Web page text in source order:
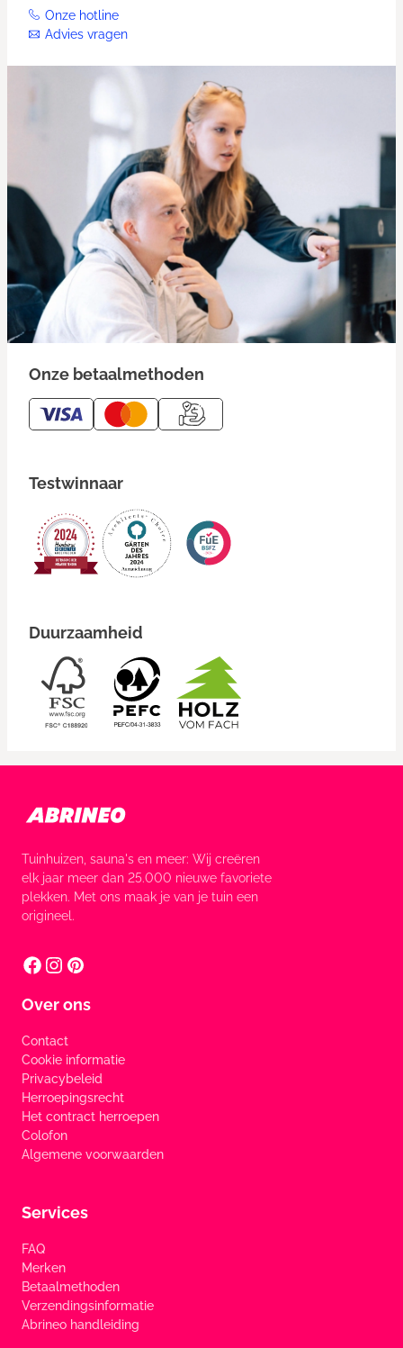
Onze hotline
Advies vragen
Onze betaalmethoden
Testwinnaar
Duurzaamheid
Tuinhuizen, sauna's en meer: Wij creëren
elk jaar meer dan 25.000 nieuwe favoriete
plekken. Met ons maak je van je tuin een
origineel.
Over ons
Contact
Cookie informatie
Privacybeleid
Herroepingsrecht
Het contract herroepen
Colofon
Algemene voorwaarden
Services
FAQ
Merken
Betaalmethoden
Verzendingsinformatie
Abrineo handleiding